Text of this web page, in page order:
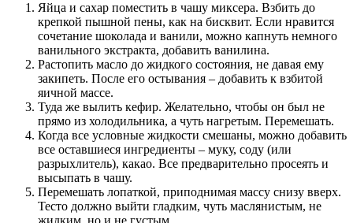
Яйца и сахар поместить в чашу миксера. Взбить до
крепкой пышной пены, как на бисквит. Если нравится
сочетание шоколада и ванили, можно капнуть немного
ванильного экстракта, добавить ванилина.
Растопить масло до жидкого состояния, не давая ему
закипеть. После его остывания – добавить к взбитой
яичной массе.
Туда же вылить кефир. Желательно, чтобы он был не
прямо из холодильника, а чуть нагретым. Перемешать.
Когда все условные жидкости смешаны, можно добавить
все оставшиеся ингредиенты – муку, соду (или
разрыхлитель), какао. Все предварительно просеять и
высыпать в чашу.
Перемешать лопаткой, приподнимая массу снизу вверх.
Тесто должно выйти гладким, чуть маслянистым, не